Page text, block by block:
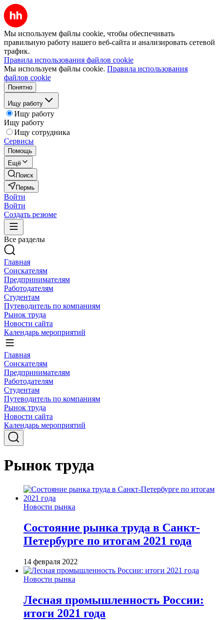
Мы используем файлы cookie, чтобы обеспечивать
правильную работу нашего веб-сайта и анализировать сетевой
трафик.
Правила использования файлов cookie
Мы используем файлы cookie. Правила использования
файлов cookie
Понятно
Ищу работу
Ищу работу
Ищу работу
Ищу сотрудника
Сервисы
Помощь
Ещё
Поиск
Пермь
Войти
Войти
Создать резюме
Все разделы
Главная
Соискателям
Предпринимателям
Работодателям
Студентам
Путеводитель по компаниям
Рынок труда
Новости сайта
Календарь мероприятий
Главная
Соискателям
Предпринимателям
Работодателям
Студентам
Путеводитель по компаниям
Рынок труда
Новости сайта
Календарь мероприятий
Рынок труда
Новости рынка
Состояние рынка труда в Санкт-
Петербурге по итогам 2021 года
14 февраля 2022
Новости рынка
Лесная промышленность России:
итоги 2021 года